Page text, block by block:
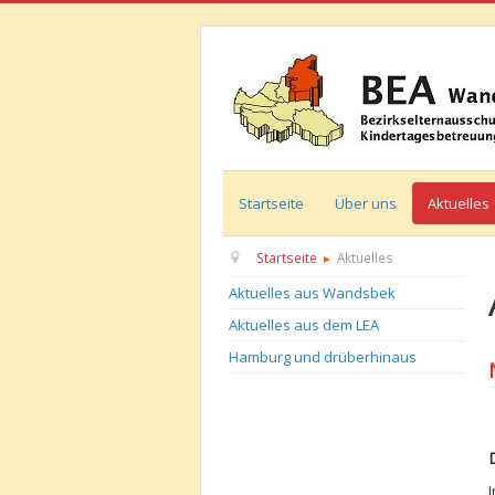
Startseite Über uns Aktuelles
Startseite Aktuelles
Aktuelles aus Wandsbek
Aktuelles aus dem LEA
Hamburg und drüberhinaus